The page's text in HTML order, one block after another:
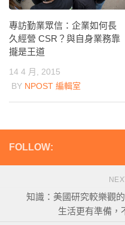
專訪勤業眾信：企業如何長
久經營 CSR？與自身業務靠
攏是王道
14 4 月, 2015
BY NPOST 編輯室
FOLLOW:
知識：美國研究較樂觀
生活更有準備，